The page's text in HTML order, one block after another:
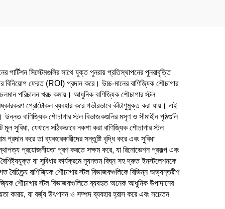
পার্টিশন সিস্টেমগুলির সাথে যুক্ত পুনরায় প্রতিস্থাপনের পুনরাবৃত্তি
বিনিয়োগ ফেরত (ROI) প্রদান করে। উচ্চ-মানের বাণিজ্যিক শৌচাগার
পরিচালন খরচ কমায়। আধুনিক বাণিজ্যিক শৌচাগার স্টল
প্রোটোকল ব্যবহার করে গভীরভাবে কীটাণুমুক্ত করা যায়। এই
উন্নত বাণিজ্যিক শৌচাগার স্টল বিভাজকগুলির মসৃণ ও সীমাহীন পৃষ্ঠগুলি
যেখানে সঠিকভাবে নকশা করা বাণিজ্যিক শৌচাগার স্টল
করে তা ব্যবহারকারীদের সন্তুষ্টি বৃদ্ধি করে এবং সুবিধা
প্রয়োজনীয়তা পূরণ করতে সক্ষম করে, যা রিনোভেশন প্রকল্প এবং
যা সুবিধার কার্যক্রমে ন্যূনতম বিঘ্ন সহ দ্রুত ইনস্টলেশনকে
বৈচিত্র্য বাণিজ্যিক শৌচাগার স্টল বিভাজকগুলিকে বিভিন্ন অভ্যন্তরীণ
শৌচাগার স্টল বিভাজকগুলিতে ব্যবহৃত অনেক আধুনিক উপাদানের
কমায়, যা বর্জ্য উৎপাদন ও সম্পদ ব্যবহার হ্রাস করে এবং সচেতন